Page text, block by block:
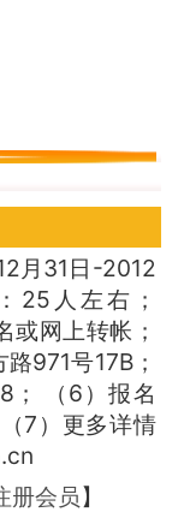
月31日-2012
25人左右；
或网上转帐；
971号17B；
； （6）报名
7）更多详情
册会员】